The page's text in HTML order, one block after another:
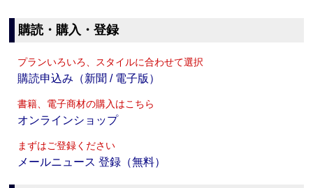
購読・購入・登録
プランいろいろ、スタイルに合わせて選択
購読申込み（新聞 / 電子版）
書籍、電子商材の購入はこちら
オンラインショップ
まずはご登録ください
メールニュース 登録（無料）